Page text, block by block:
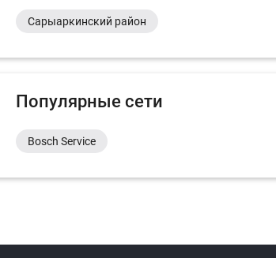
Сарыаркинский район
Популярные сети
Bosch Service